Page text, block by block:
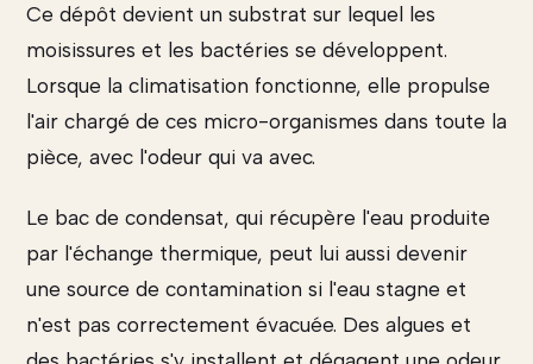
Ce dépôt devient un substrat sur lequel les
moisissures et les bactéries se développent.
Lorsque la climatisation fonctionne, elle propulse
l'air chargé de ces micro-organismes dans toute la
pièce, avec l'odeur qui va avec.
Le bac de condensat, qui récupère l'eau produite
par l'échange thermique, peut lui aussi devenir
une source de contamination si l'eau stagne et
n'est pas correctement évacuée. Des algues et